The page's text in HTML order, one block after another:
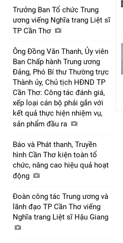
Trưởng Ban Tổ chức Trung
ương viếng Nghĩa trang Liệt sĩ
TP Cần Thơ
Ông Đồng Văn Thanh, Ủy viên
Ban Chấp hành Trung ương
Đảng, Phó Bí thư Thường trực
Thành ủy, Chủ tịch HĐND TP
Cần Thơ: Công tác đánh giá,
xếp loại cán bộ phải gắn với
kết quả thực hiện nhiệm vụ,
sản phẩm đầu ra
Báo và Phát thanh, Truyền
hình Cần Thơ kiện toàn tổ
chức, nâng cao hiệu quả hoạt
động
Đoàn công tác Trung ương và
lãnh đạo TP Cần Thơ viếng
Nghĩa trang Liệt sĩ Hậu Giang